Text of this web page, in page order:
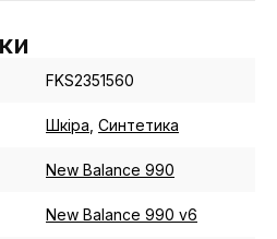
FKS2351560
Шкіра Синтетика
New Balance 990
New Balance 990 v6